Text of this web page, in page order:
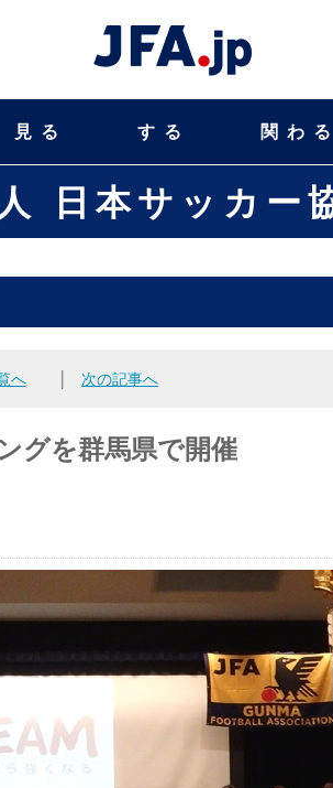
見る する 関わる
日本サッカー
へ 次の記事へ
グを群馬県で開催